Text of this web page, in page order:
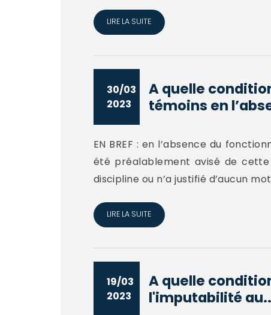
LIRE LA SUITE
30/03
2023
A quelle
témoins en
EN BREF : en l’absence du
été préalablement avisé de
discipline ou n’a justifié d’aucun
LIRE LA SUITE
19/03
2023
A quelle
l'imputabilité